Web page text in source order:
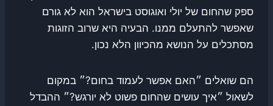
ספק שהחום של יולי ואוגוסט בישראל הוא לא גורם
שאפשר להתעלם ממנו. הבעיה היא שרוב הזוגות
מסתכלים על הנושא מהכיוון הלא נכון.
הם שואלים ״האם אפשר לעמוד בחום?״ במקום
לשאול ״איך עושים שהחום פשוט לא יורגש?״ ההבדל